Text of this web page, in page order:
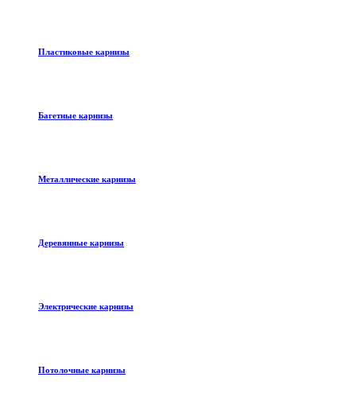
Пластиковые карнизы
Багетные карнизы
Металлические карнизы
Деревянные карнизы
Электрические карнизы
Потолочные карнизы